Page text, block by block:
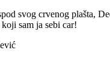
svog crvenog plašta,
sam ja sebi car!